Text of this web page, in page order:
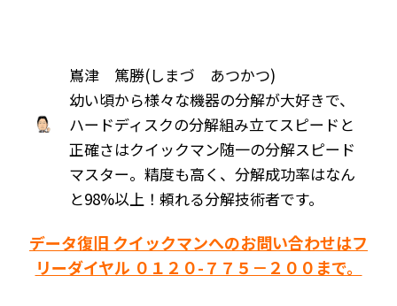
嶌津 篤勝(しまづ あつかつ)
幼い頃から様々な機器の分解が大好きで、
ハードディスクの分解組み立てスピードと
正確さはクイックマン随一の分解スピード
マスター。精度も高く、分解成功率はなん
と98%以上！頼れる分解技術者です。
データ復旧 クイックマンへのお問い合わせはフ
リーダイヤル ０１２０-７７５－２００まで。